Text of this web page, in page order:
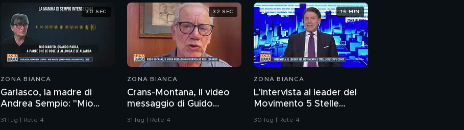
ZONA BIANCA
Garlasco, la madre di
Andrea Sempio: "Mio
marito quando parla
31 lug | Rete 4
30 SEC
ZONA BIANCA
Crans-Montana, il video
messaggio di Guido
Bertolaso per Leonardo
31 lug | Rete 4
32 SEC
ZONA BIANCA
L'intervista al leader del
Movimento 5 Stelle
Giuseppe Conte
30 lug | Rete 4
16 MIN